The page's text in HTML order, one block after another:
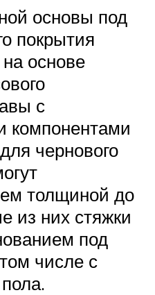
основы под
покрытия
основе
с
компонентами
чернового
толщиной до
из них стяжки
под
числе с